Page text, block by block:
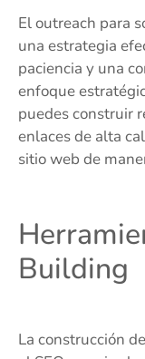
El outreach para
una estrategia
paciencia y una
enfoque
puedes construir
enlaces de alta
sitio web de
Building
La construcción